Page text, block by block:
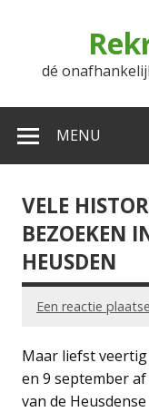
dé
MENU
VELE
BEZOEKEN
HEUSDEN
Een reactie
Maar liefst
en 9 september
van de